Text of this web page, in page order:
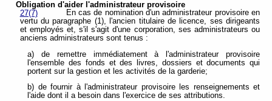
Obligation d'aider l'administrateur provisoire
27(7)
En cas de nomination d'un administrateur provisoire en
vertu du paragraphe (1), l'ancien titulaire de licence, ses dirigeants
et employés et, s'il s'agit d'une corporation, ses administrateurs ou
anciens administrateurs sont tenus :
a) de remettre immédiatement à l'administrateur provisoire
l'ensemble des fonds et des livres, dossiers et documents qui
portent sur la gestion et les activités de la garderie;
b) de fournir à l'administrateur provisoire les renseignements et
l'aide dont il a besoin dans l'exercice de ses attributions.